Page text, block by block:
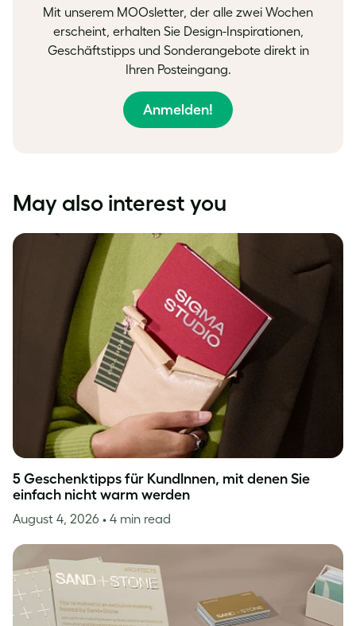
Mit unserem MOOsletter, der alle zwei Wochen
erscheint, erhalten Sie Design-Inspirationen,
Geschäftstipps und Sonderangebote direkt in
Ihren Posteingang.
Anmelden!
May also interest you
5 Geschenktipps für KundInnen, mit denen Sie
einfach nicht warm werden
August 4, 2026 • 4 min read